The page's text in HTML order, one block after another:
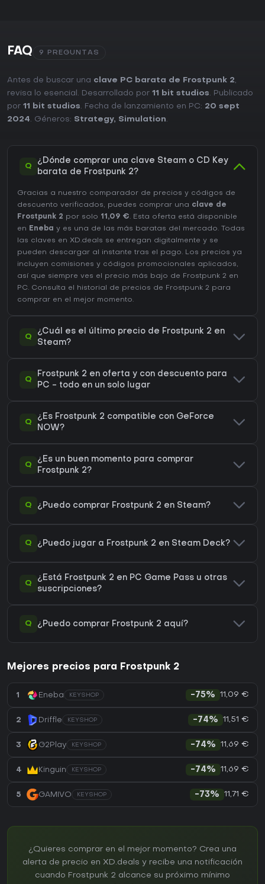
FAQ 9 PREGUNTAS
Antes de buscar una clave PC barata de Frostpunk 2,
revisa lo esencial. Desarrollado por 11 bit studios. Publicado
por 11 bit studios. Fecha de lanzamiento en PC: 20 sept
2024. Géneros: Strategy, Simulation.
Q
¿Dónde comprar una clave Steam o CD Key
barata de Frostpunk 2?
Gracias a nuestro comparador de precios y códigos de
descuento verificados, puedes comprar una clave de
Frostpunk 2 por solo 11,09 €. Esta oferta está disponible
en Eneba y es una de las más baratas del mercado. Todas
las claves en XD.deals se entregan digitalmente y se
pueden descargar al instante tras el pago. Los precios ya
incluyen comisiones y códigos promocionales aplicados,
así que siempre ves el precio más bajo de Frostpunk 2 en
PC. Consulta el historial de precios de Frostpunk 2 para
comprar en el mejor momento.
Q
¿Cuál es el último precio de Frostpunk 2 en
Steam?
Q
Frostpunk 2 en oferta y con descuento para
PC - todo en un solo lugar
Q
¿Es Frostpunk 2 compatible con GeForce
NOW?
Q
¿Es un buen momento para comprar
Frostpunk 2?
Q ¿Puedo comprar Frostpunk 2 en Steam?
Q ¿Puedo jugar a Frostpunk 2 en Steam Deck?
Q
¿Está Frostpunk 2 en PC Game Pass u otras
suscripciones?
Q ¿Puedo comprar Frostpunk 2 aquí?
Mejores precios para Frostpunk 2
1 Eneba KEYSHOP -75% 11,09 €
2 Driffle KEYSHOP -74% 11,51 €
3 G2Play KEYSHOP -74% 11,69 €
4 Kinguin KEYSHOP -74% 11,69 €
5 GAMIVO KEYSHOP -73% 11,71 €
¿Quieres comprar en el mejor momento? Crea una
alerta de precio en XD.deals y recibe una notificación
cuando Frostpunk 2 alcance su próximo mínimo